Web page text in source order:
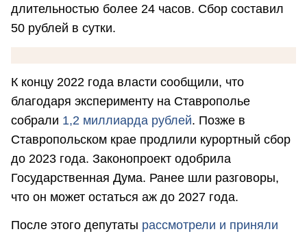
длительностью более 24 часов. Сбор составил
50 рублей в сутки.
К концу 2022 года власти сообщили, что
благодаря эксперименту на Ставрополье
собрали 1,2 миллиарда рублей. Позже в
Ставропольском крае продлили курортный сбор
до 2023 года. Законопроект одобрила
Государственная Дума. Ранее шли разговоры,
что он может остаться аж до 2027 года.
После этого депутаты рассмотрели и приняли